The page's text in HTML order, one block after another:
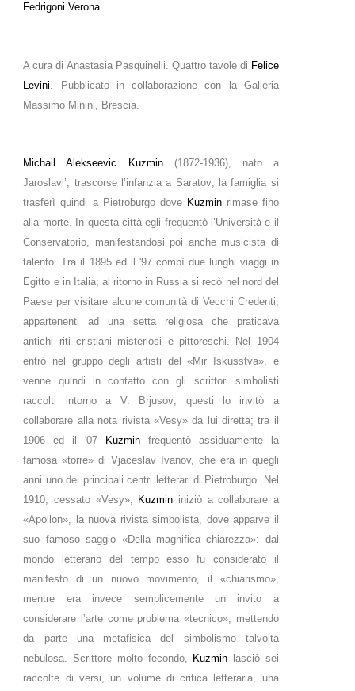
Fedrigoni Verona.
A cura di Anastasia Pasquinelli. Quattro tavole di Felice
Levini . Pubblicato in collaborazione con la Galleria
Massimo Minini, Brescia.
Michail Alekseevic Kuzmin(1872-1936), nato a
Jaroslavl’, trascorse l’infanzia a Saratov; la famiglia si
trasferì quindi a Pietroburgo dove Kuzminrimase fino
alla morte. In questa città egli frequentò l’Università e il
Conservatorio, manifestandosi poi anche musicista di
talento. Tra il 1895 ed il '97 compì due lunghi viaggi in
Egitto e in Italia; al ritorno in Russia si recò nel nord del
Paese per visitare alcune comunità di Vecchi Credenti,
appartenenti ad una setta religiosa che praticava
antichi riti cristiani misteriosi e pittoreschi. Nel 1904
entrò nel gruppo degli artisti del «Mir Iskusstva», e
venne quindi in contatto con gli scrittori simbolisti
raccolti intorno a V. Brjusov; questi lo invitò a
collaborare alla nota rivista «Vesy» da lui diretta; tra il
1906 ed il '07
Kuzmin frequentò assiduamente la
famosa «torre» di Vjaceslav Ivanov, che era in quegli
anni uno dei principali centri letterari di Pietroburgo. Nel
1910, cessato «Vesy», Kuzmin iniziò a collaborare a
«Apollon», la nuova rivista simbolista, dove apparve il
suo famoso saggio «Della magnifica chiarezza»: dal
mondo letterario del tempo esso fu considerato il
manifesto di un nuovo movimento, il «chiarismo»,
mentre era invece semplicemente un invito a
considerare l’arte come problema «tecnico», mettendo
da parte una metafisica del simbolismo talvolta
nebulosa. Scrittore molto fecondo, Kuzmin lasciò sei
raccolte di versi, un volume di critica letteraria, una